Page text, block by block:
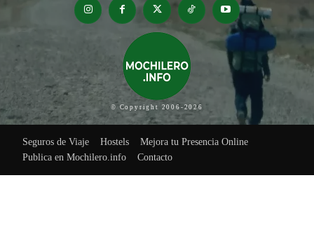
© Copyright 2006-2026
Seguros de Viaje Hostels
Mejora tu Presencia Online
Publica en Mochilero.info
Contacto